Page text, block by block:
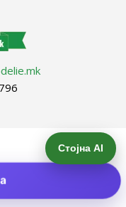
Стојна AI